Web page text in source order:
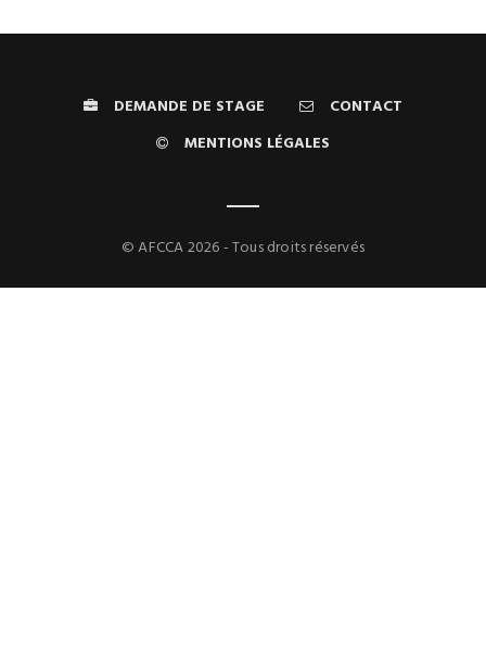
DEMANDE DE STAGE
CONTACT
MENTIONS LÉGALES
© AFCCA 2026 - Tous droits réservés